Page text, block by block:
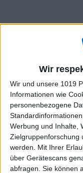
Wir
Wir und unsere 1019
Informationen wie
personenbezogene
Werbung und Inhalte,
Zielgruppenforschung
werden.
Mit Ihrer
über Gerätescans
abfragen. Sie können